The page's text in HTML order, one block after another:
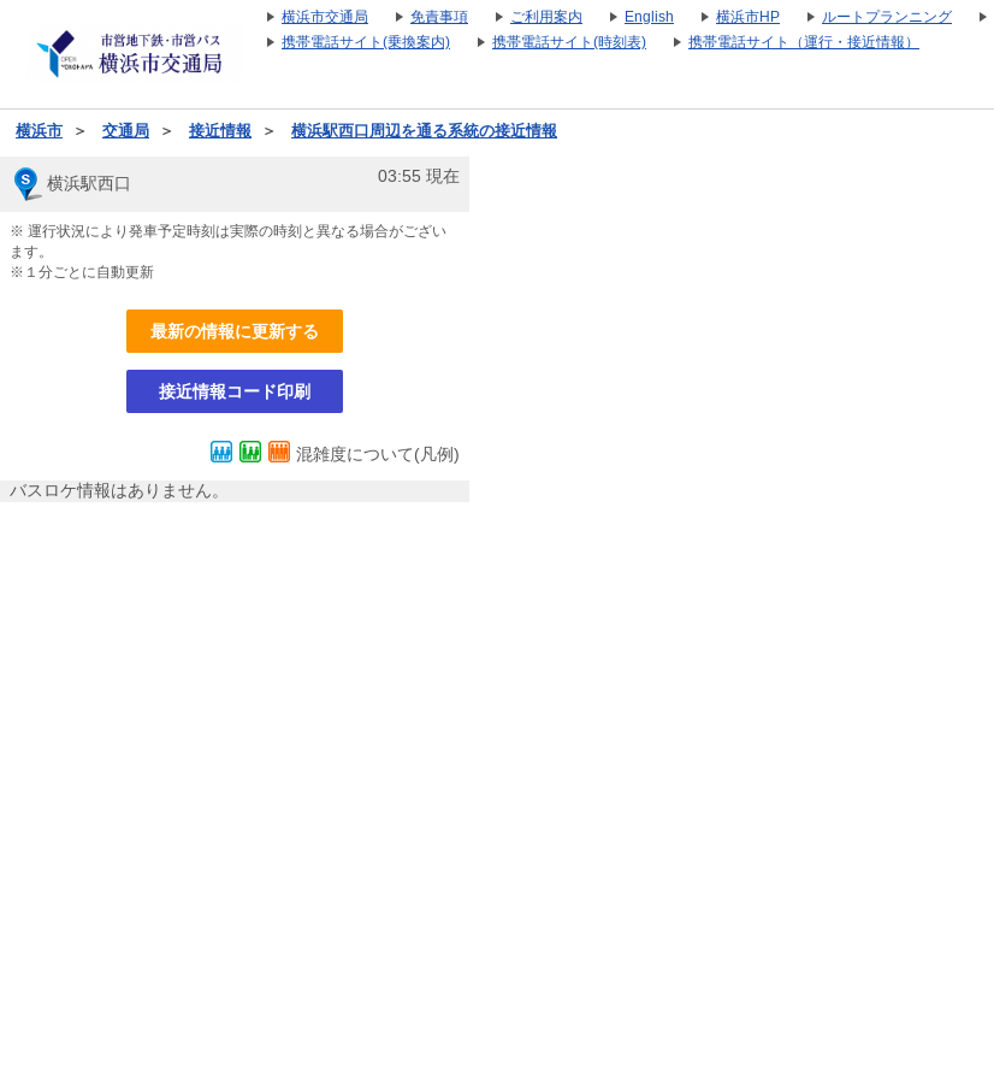
横浜市交通局 免責事項 ご利用案内 English 横浜市HP ルートプランニング
携帯電話サイト(乗換案内)
携帯電話サイト(時刻表) 携帯電話サイト（運行・接近情報）
横浜市 ＞ 交通局 ＞ 接近情報 ＞ 横浜駅西口周辺を通る系統の接近情報
横浜駅西口 03:55 現在
※ 運行状況により発車予定時刻は実際の時刻と異なる場合がござい
ます。
※１分ごとに自動更新
最新の情報に更新する
接近情報コード印刷
混雑度について(凡例)
バスロケ情報はありません。